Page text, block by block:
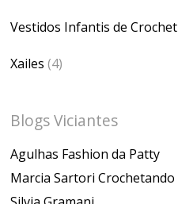
Vestidos Infantis de Crochet
Xailes (4)
Blogs Viciantes
Agulhas Fashion da Patty
Marcia Sartori Crochetando